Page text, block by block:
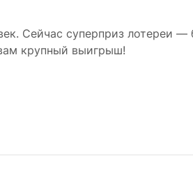
Сейчас суперприз лотереи —
крупный выигрыш!